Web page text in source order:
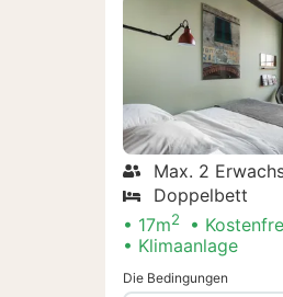
Max. 2
Doppelbett
17m2
Klimaanlage
Die Bedingungen